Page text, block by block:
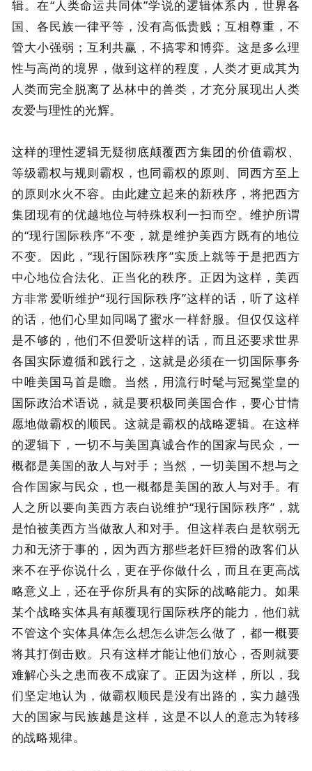
辑。在“人类命运共同体”学说的逻辑体系内，世界各
国、各民族一律平等，没有高低贵贱；互相尊重，不
管大小强弱；互利共赢，不搞零和博弈。这是多么理
性与高尚的境界，做到这样的程度，人类才更成其为
人类而完全脱离了丛林中的兽类，才充分展现出人类
友爱与理性的光辉。
这样的理性逻辑无疑彻底颠覆西方集团的价值霸权、
等级霸权与规则霸权，也同霸权的原则、同西方至上
的原则水火不容。由此建立起来的新秩序，将把西方
集团现有的优越地位与特殊权利一扫而空。维护所谓
的“现行国际秩序”不变，就是维护美西方既有的地位
不变。因此，“现行国际秩序”实质上就等于是把西方
中心地位合法化、正当化的秩序。正因为这样，美西
方非常爱听维护“现行国际秩序”这样的话，听了这样
的话，他们心里如同喝了蜜水一样舒服。但仅仅这样
是不够的，他们不但爱听这样的话，而且还要求世界
各国实际遵循和践行之，这就是必须在一切国际事务
中唯美国马首是瞻。当然，用流行时髦与冠冕堂皇的
国际政治术语说，就是要积极同美国合作，要心甘情
愿地做霸权的顺民。这就是霸权的战略逻辑。在这样
的逻辑下，一切不与美国真诚合作的国家与民众，一
概都是美国的敌人与对手；当然，一切美国不想与之
合作国家与民众，也一概都是美国的敌人与对手。有
人之所以要向美西方表白说维护“现行国际秩序”，就
是怕被美西方当做敌人和对手。但这样表白是软弱无
力和无济于事的，因为西方那些老奸巨猾的政客们从
来不在乎你说什么，更在乎你做什么，而且在更高战
略意义上，还在乎你所具有的实际的战略能力。如果
某个战略实体具有颠覆现行国际秩序的能力，他们就
不管这个实体具体怎么想怎么讲怎么做了，都一概要
将其打倒击败。只有这样才能让他们放心，否则就要
难解心头之患而夜不成寐了。正因为这样，所以，我
们坚定地认为，做霸权顺民是没有出路的，实力越强
大的国家与民族越是这样，这是不以人的意志为转移
的战略规律。